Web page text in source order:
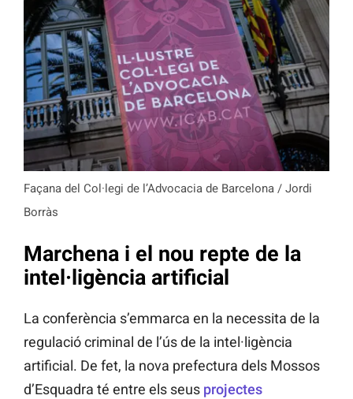
Façana del Col·legi de l’Advocacia de Barcelona / Jordi
Borràs
Marchena i el nou repte de la
intel·ligència artificial
La conferència s’emmarca en la necessita de la
regulació criminal de l’ús de la intel·ligència
artificial. De fet, la nova prefectura dels Mossos
d’Esquadra té entre els seus projectes